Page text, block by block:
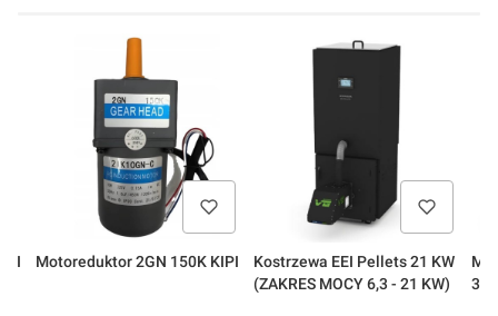
3GN 150K KIPI Motoreduktor 2GN 150K KIPI
Kostrzewa EEI Pellets 21 KW
(ZAKRES MOCY 6,3 - 21 KW)